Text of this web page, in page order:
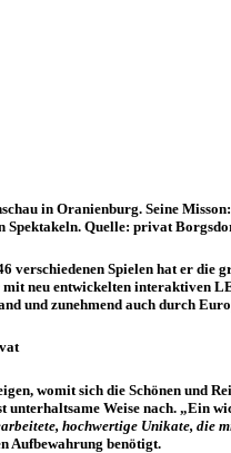
in Oranienburg. Seine
Spektakeln. Quelle: privat
Spielen hat er die
neu entwickelten interaktiven
und zunehmend auch durch
womit sich die Schönen und
Weise nach. „Ein
hochwertige Unikate, die
Aufbewahrung benötigt.